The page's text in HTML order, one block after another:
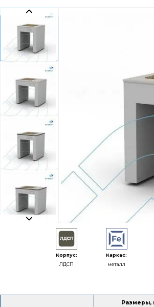
Корпус:
ЛДСП
Каркас:
металл
Размеры,